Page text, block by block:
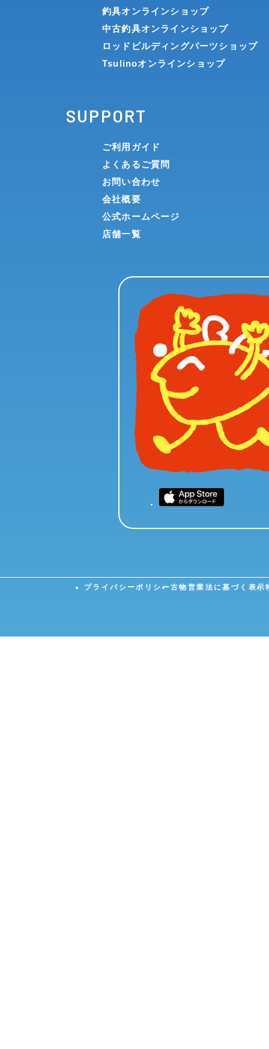
釣具オンラインショップ
中古釣具オンラインショップ
ロッドビルディングパーツショップ
Tsulinoオンラインショップ
SUPPORT
ご利用ガイド
よくあるご質問
お問い合わせ
会社概要
公式ホームページ
店舗一覧
プライバシーポリシー古物営業法に基づく表示